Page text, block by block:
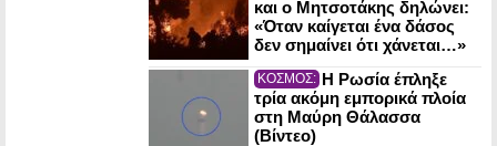
και ο Μητσοτάκης δηλώνει:
«Όταν καίγεται ένα δάσος
δεν σημαίνει ότι χάνεται…»
ΚΟΣΜΟΣ: Η Ρωσία έπληξε
τρία ακόμη εμπορικά πλοία
στη Μαύρη Θάλασσα
(Βίντεο)